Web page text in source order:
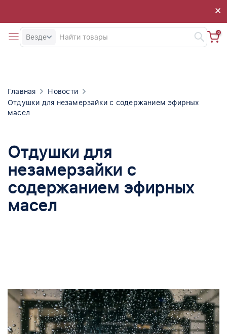
×
×
Везде
0
Главная
Новости
Отдушки для незамерзайки с содержанием эфирных
масел
Отдушки для
незамерзайки с
содержанием эфирных
масел